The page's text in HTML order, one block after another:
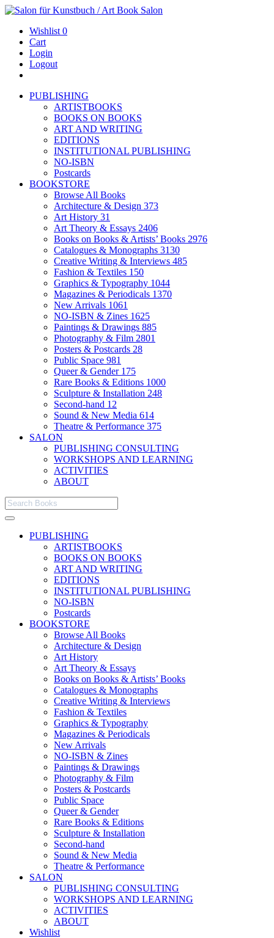
Wishlist 0
Cart
Login
Logout
PUBLISHING
ARTISTBOOKS
BOOKS ON BOOKS
ART AND WRITING
EDITIONS
INSTITUTIONAL PUBLISHING
NO-ISBN
Postcards
BOOKSTORE
Browse All Books
Architecture & Design 373
Art History 31
Art Theory & Essays 2406
Books on Books & Artists’ Books 2976
Catalogues & Monographs 3130
Creative Writing & Interviews 485
Fashion & Textiles 150
Graphics & Typography 1044
Magazines & Periodicals 1370
New Arrivals 1061
NO-ISBN & Zines 1625
Paintings & Drawings 885
Photography & Film 2801
Posters & Postcards 28
Public Space 981
Queer & Gender 175
Rare Books & Editions 1000
Sculpture & Installation 248
Second-hand 12
Sound & New Media 614
Theatre & Performance 375
SALON
PUBLISHING CONSULTING
WORKSHOPS AND LEARNING
ACTIVITIES
ABOUT
PUBLISHING
ARTISTBOOKS
BOOKS ON BOOKS
ART AND WRITING
EDITIONS
INSTITUTIONAL PUBLISHING
NO-ISBN
Postcards
BOOKSTORE
Browse All Books
Architecture & Design
Art History
Art Theory & Essays
Books on Books & Artists’ Books
Catalogues & Monographs
Creative Writing & Interviews
Fashion & Textiles
Graphics & Typography
Magazines & Periodicals
New Arrivals
NO-ISBN & Zines
Paintings & Drawings
Photography & Film
Posters & Postcards
Public Space
Queer & Gender
Rare Books & Editions
Sculpture & Installation
Second-hand
Sound & New Media
Theatre & Performance
SALON
PUBLISHING CONSULTING
WORKSHOPS AND LEARNING
ACTIVITIES
ABOUT
Wishlist